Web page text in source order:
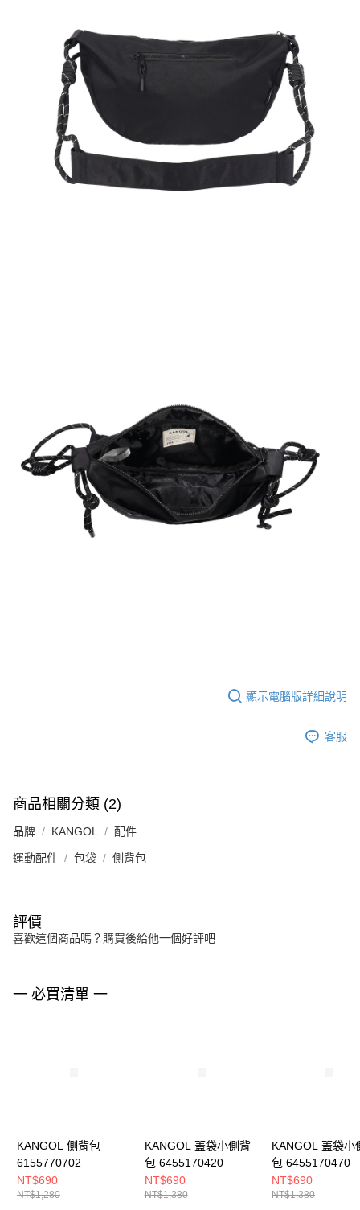
顯示電腦版詳細說明
客服
商品相關分類 (2)
品牌 KANGOL 配件
運動配件 包袋 側背包
評價
喜歡這個商品嗎？購買後給他一個好評吧
一 必買清單 一
KANGOL 側背包
6155770702
NT$690
NT$1,280
KANGOL 蓋袋小側背
包 6455170420
NT$690
NT$1,380
KANGOL 蓋袋小
包 6455170470
NT$690
NT$1,380